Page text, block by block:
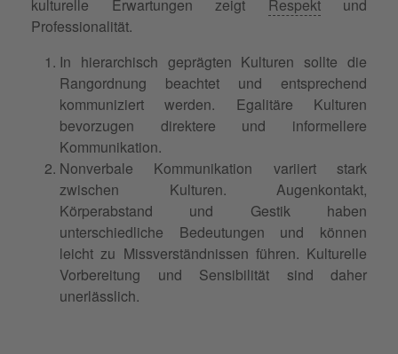
kulturelle Erwartungen zeigt Respektund
Professionalität.
In hierarchisch geprägten Kulturen sollte die
Rangordnung beachtet und entsprechend
kommuniziert werden. Egalitäre Kulturen
bevorzugen direktere und informellere
Kommunikation.
Nonverbale Kommunikation variiert stark
zwischen Kulturen. Augenkontakt,
Körperabstand und Gestik haben
unterschiedliche Bedeutungen und können
leicht zu Missverständnissen führen. Kulturelle
Vorbereitung und Sensibilität sind daher
unerlässlich.